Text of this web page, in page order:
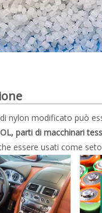
nylon modificato può
parti di macchinari
essere usati come